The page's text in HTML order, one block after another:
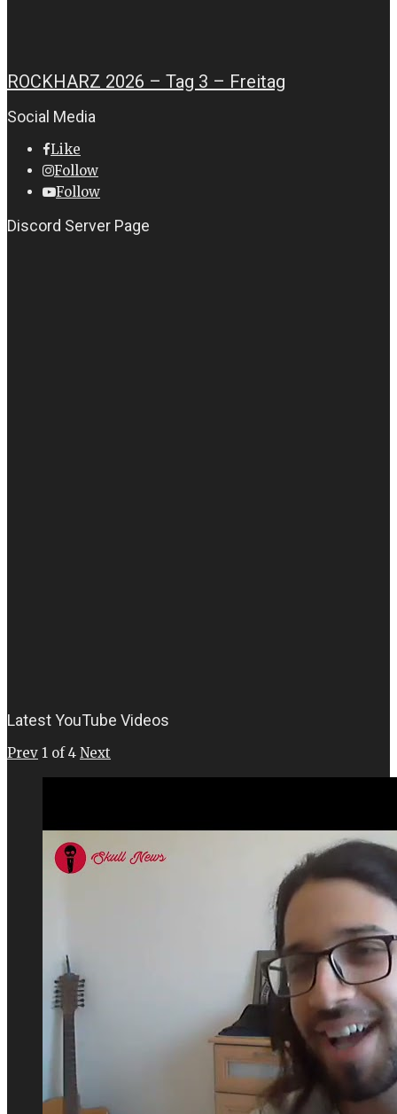
ROCKHARZ 2026 – Tag 3 – Freitag
Social Media
Like
Follow
Follow
Discord Server Page
Latest YouTube Videos
Prev 1 of 4 Next